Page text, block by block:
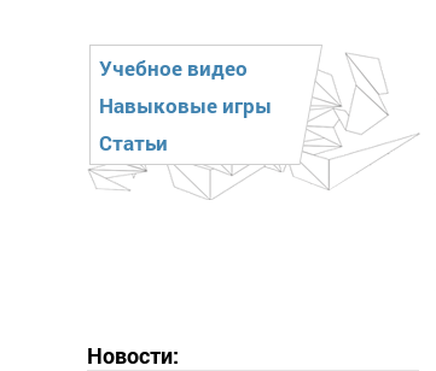
Учебное видео
Навыковые игры
Статьи
Новости: